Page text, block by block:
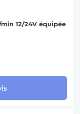
12/24V équipée